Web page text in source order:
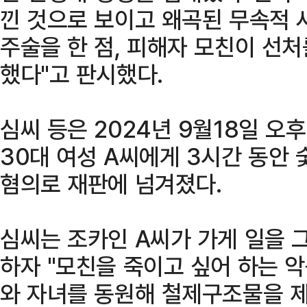
낀 것으로 보이고 왜곡된 무속적
주술을 한 점, 피해자 모친이 선
했다"고 판시했다.
심씨 등은 2024년 9월18일 오
30대 여성 A씨에게 3시간 동안
혐의로 재판에 넘겨졌다.
심씨는 조카인 A씨가 가게 일을
하자 "모친을 죽이고 싶어 하는
와 자녀를 동원해 철제구조물을